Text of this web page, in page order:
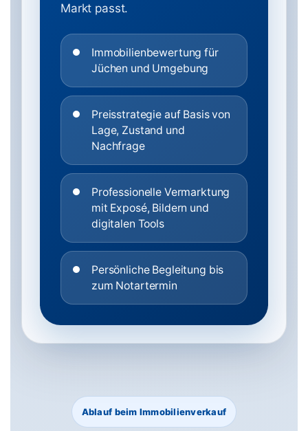
Markt passt.
Immobilienbewertung für
Jüchen und Umgebung
Preisstrategie auf Basis von
Lage, Zustand und
Nachfrage
Professionelle Vermarktung
mit Exposé, Bildern und
digitalen Tools
Persönliche Begleitung bis
zum Notartermin
Ablauf beim Immobilienverkauf